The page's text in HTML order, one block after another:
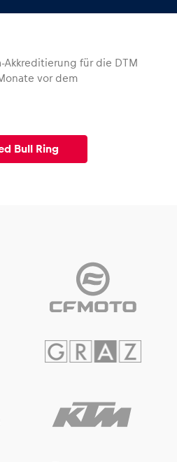
Alle anzeigen
Alle anzeigen
Akkreditierung für die DTM
vor dem
Bull Ring